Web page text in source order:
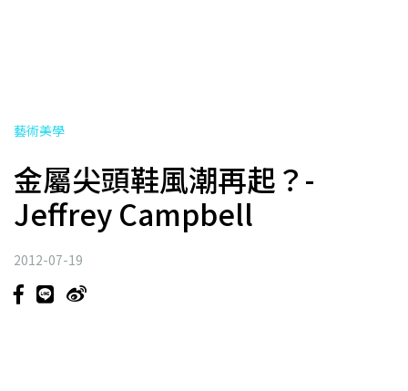
藝術美學
金屬尖頭鞋風潮再起？-
Jeffrey Campbell
2012-07-19